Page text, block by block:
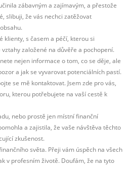
zábavným a zajímavým, a přestože
slibuji, že vás nechci zatěžovat
klienty, s časem a péčí, kterou si
založené na důvěře a pochopení.
nejen informace o tom, co se děje, ale
a jak se vyvarovat potenciálních pastí.
se mě kontaktovat. Jsem zde pro vás,
kterou potřebujete na vaší cestě k
nebo prostě jen místní finanční
a zajistila, že vaše návštěva těchto
zkušenost.
světa. Přeji vám úspěch na všech
v profesním životě. Doufám, že na tyto